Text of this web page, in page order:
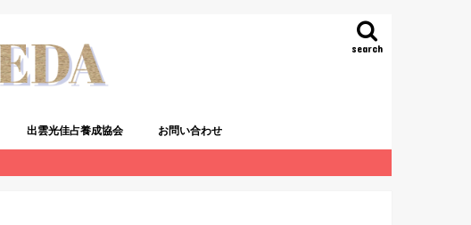
search
出雲光佳占養成協会 お問い合わせ